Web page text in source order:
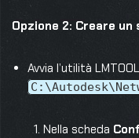
Opzione 2: Creare
Avvia l’utilità
Nella scheda